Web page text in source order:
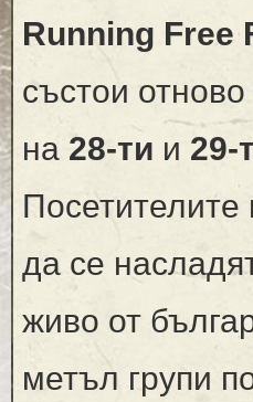
Running Free
състои
на 28-ти и 29-
да се
живо от
метъл групи